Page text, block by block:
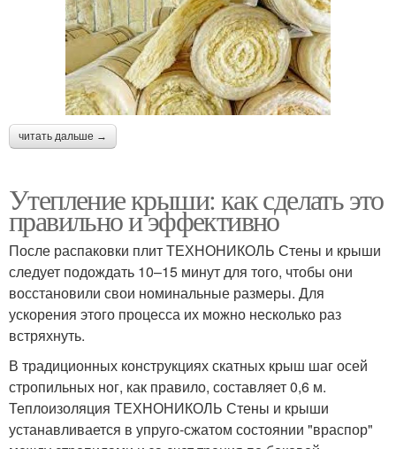
читать дальше →
Утепление крыши: как сделать это
правильно и эффективно
После распаковки плит ТЕХНОНИКОЛЬ Стены и крыши
следует подождать 10–15 минут для того, чтобы они
восстановили свои номинальные размеры. Для
ускорения этого процесса их можно несколько раз
встряхнуть.
В традиционных конструкциях скатных крыш шаг осей
стропильных ног, как правило, составляет 0,6 м.
Теплоизоляция ТЕХНОНИКОЛЬ Стены и крыши
устанавливается в упруго-сжатом состоянии "враспор"